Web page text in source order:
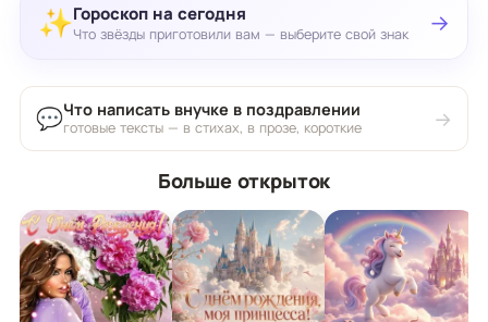
✨Гороскоп на сегодня
Что звёзды приготовили вам — выберите свой знак →
💬Что написать внучке в поздравлении
готовые тексты — в стихах, в прозе, короткие →
Больше открыток